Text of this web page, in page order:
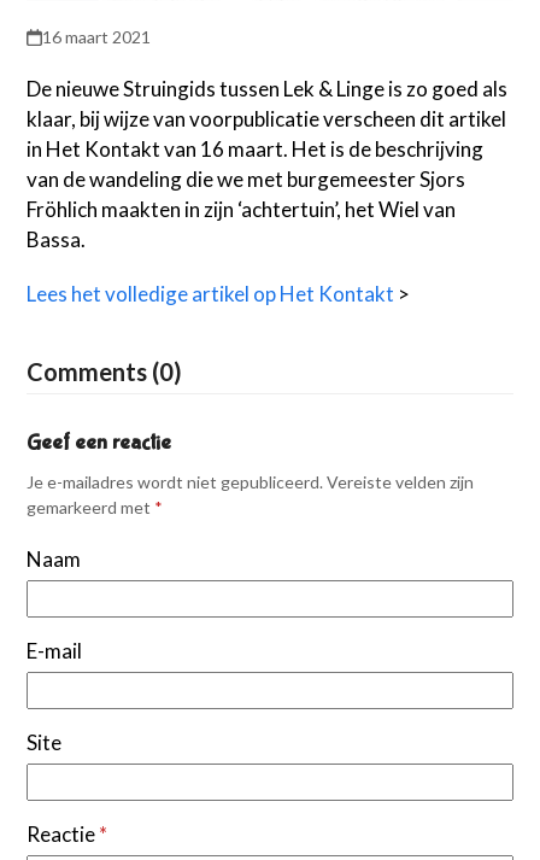
16 maart 2021
De nieuwe Struingids tussen Lek & Linge is zo goed als
klaar, bij wijze van voorpublicatie verscheen dit artikel
in Het Kontakt van 16 maart. Het is de beschrijving
van de wandeling die we met burgemeester Sjors
Fröhlich maakten in zijn ‘achtertuin’, het Wiel van
Bassa.
Lees het volledige artikel op Het Kontakt >
Comments (0)
Geef een reactie
Je e-mailadres wordt niet gepubliceerd. Vereiste velden zijn
gemarkeerd met *
Naam
E-mail
Site
Reactie*